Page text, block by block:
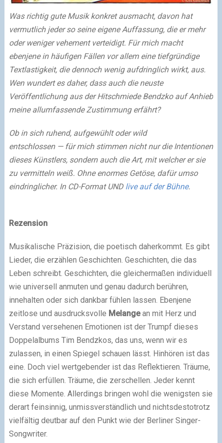
Was richtig gute Musik konkret ausmacht, davon hat
vermutlich jeder so seine eigene Auffassung, die er mehr
oder weniger vehement verteidigt. Für mich macht
ebenjene in häufigen Fällen vor allem eine tiefgründige
Textlastigkeit, die dennoch wenig aufdringlich wirkt, aus.
Wen wundert es daher, dass auch die neuste
Veröffentlichung aus der Hitschmiede Bendzko auf Anhieb
meine allumfassende Zustimmung erfährt?
Ob in sich ruhend, aufgewühlt oder wild
entschlossen — für mich stimmen nicht nur die Intentionen
dieses Künstlers, sondern auch die Art, mit welcher er sie
zu vermitteln weiß. Ohne enormes Getöse, dafür umso
eindringlicher. In CD-Format UND live auf der Bühne.
Rezension
Musikalische Präzision, die poetisch daherkommt. Es gibt
Lieder, die erzählen Geschichten. Geschichten, die das
Leben schreibt. Geschichten, die gleichermaßen individuell
wie universell anmuten und genau dadurch berühren,
innehalten oder sich dankbar fühlen lassen. Ebenjene
zeitlose und ausdrucksvolle Melangean mit Herz und
Verstand versehenen Emotionen ist der Trumpf dieses
Doppelalbums Tim Bendzkos, das uns, wenn wir es
zulassen, in einen Spiegel schauen lässt. Hinhören ist das
eine. Doch viel wertgebender ist das Reflektieren. Träume,
die sich erfüllen. Träume, die zerschellen. Jeder kennt
diese Momente. Allerdings bringen wohl die wenigsten sie
derart feinsinnig, unmissverständlich und nichtsdestotrotz
vielfältig deutbar auf den Punkt wie der Berliner Singer-
Songwriter.